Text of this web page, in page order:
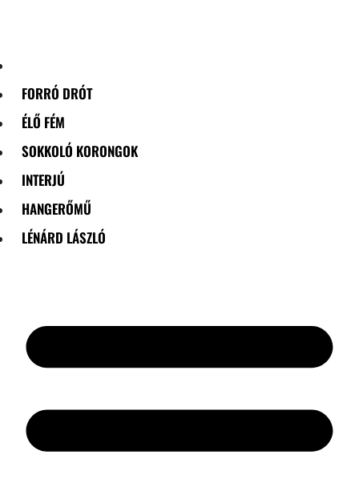
FORRÓ DRÓT
ÉLŐ FÉM
SOKKOLÓ KORONGOK
INTERJÚ
HANGERŐMŰ
LÉNÁRD LÁSZLÓ